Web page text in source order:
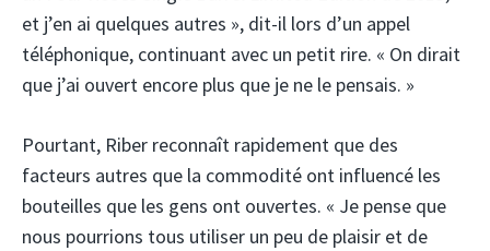
et j’en ai quelques autres », dit-il lors d’un appel
téléphonique, continuant avec un petit rire. « On dirait
que j’ai ouvert encore plus que je ne le pensais. »
Pourtant, Riber reconnaît rapidement que des
facteurs autres que la commodité ont influencé les
bouteilles que les gens ont ouvertes. « Je pense que
nous pourrions tous utiliser un peu de plaisir et de